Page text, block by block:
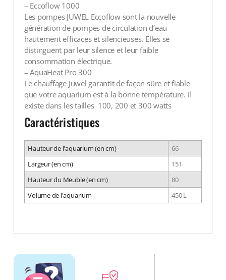
– Eccoflow 1000
Les pompes JUWEL Eccoflow sont la nouvelle
génération de pompes de circulation d’eau
hautement efficaces et silencieuses. Elles se
distinguent par leur silence et leur faible
consommation électrique.
– AquaHeat Pro 300
Le chauffage Juwel garantit de façon sûre et fiable
que votre aquarium est à la bonne température. Il
existe dans les tailles 100, 200 et 300 watts
Caractéristiques
Hauteur de l'aquarium (en cm)
66
Largeur (en cm)
151
Hauteur du Meuble (en cm)
80
Volume de l'aquarium
450 L